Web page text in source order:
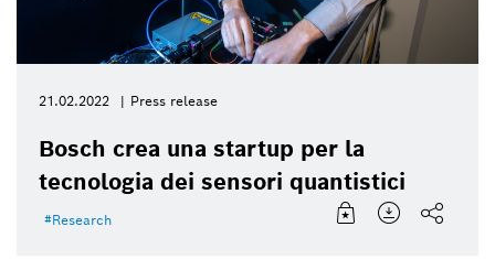
21.02.2022 Press release
Bosch crea una startup per la
tecnologia dei sensori quantistici
Research